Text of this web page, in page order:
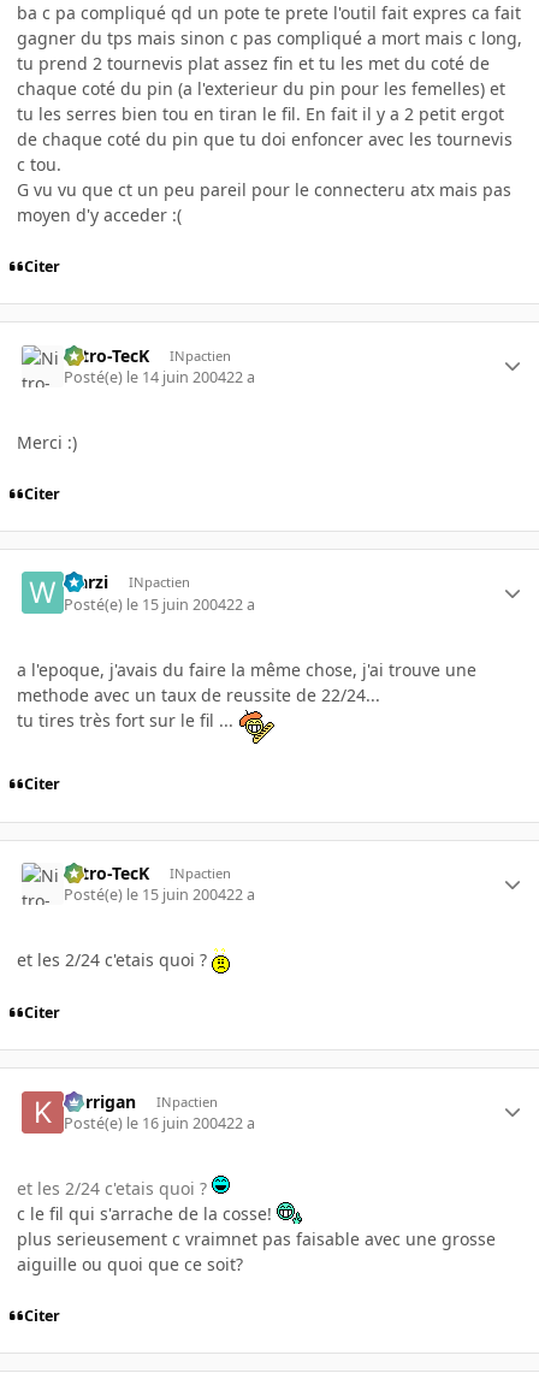
ba c pa compliqué qd un pote te prete l'outil fait expres ca fait
gagner du tps mais sinon c pas compliqué a mort mais c long,
tu prend 2 tournevis plat assez fin et tu les met du coté de
chaque coté du pin (a l'exterieur du pin pour les femelles) et
tu les serres bien tou en tiran le fil. En fait il y a 2 petit ergot
de chaque coté du pin que tu doi enfoncer avec les tournevis
c tou.
G vu vu que ct un peu pareil pour le connecteru atx mais pas
moyen d'y acceder :(
Citer
Nitro-TecK INpactien
Posté(e) le 14 juin 200422 a
Merci :)
Citer
warzi INpactien
Posté(e) le 15 juin 200422 a
a l'epoque, j'avais du faire la même chose, j'ai trouve une
methode avec un taux de reussite de 22/24...
tu tires très fort sur le fil ...
Citer
Nitro-TecK INpactien
Posté(e) le 15 juin 200422 a
et les 2/24 c'etais quoi ?
Citer
korrigan INpactien
Posté(e) le 16 juin 200422 a
et les 2/24 c'etais quoi ?
c le fil qui s'arrache de la cosse!
plus serieusement c vraimnet pas faisable avec une grosse
aiguille ou quoi que ce soit?
Citer